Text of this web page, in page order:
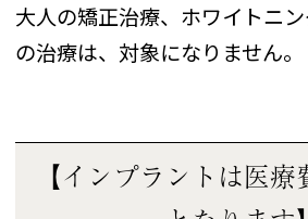
大人の矯正治療、ホワイトニ
の治療は、対象になりません。
【インプラントは医